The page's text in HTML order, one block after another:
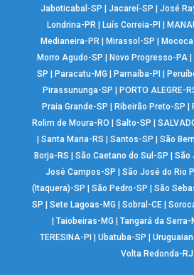
Jaboticabal-SP | Jacareí-SP | José
Londrina-PR | Luís Correia-PI |
Medianeira-PR |Mirassol-SP |
Morro Agudo-SP |Novo Progresso-PA |
SP |Paracatu-MG |Parnaíba-PI |
Pirassununga-SP |PORTO ALEGRE-
Praia Grande-SP |Ribeirão Preto-SP |
Rolim de Moura-RO | Salto-SP |
|Santa Maria-RS |Santos-SP |São
Borja-RS |São Caetano do Sul-SP |São
José Campos-SP |São José do Rio
(Itaquera)-SP |São Pedro-SP |São
SP |Sete Lagoas-MG |Sobral-CE |
| Taiobeiras-MG | Tangará da Serra-
TERESINA-PI |Ubatuba-SP |
Volta Redonda-RJ